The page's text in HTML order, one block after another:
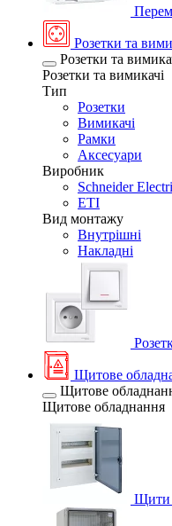
Розетки та
Розетки та
Розетки та вимикачі
Тип
Розетки
Вимикачі
Рамки
Аксесуари
Виробник
Schneider
ETI
Вид монтажу
Внутрішні
Накладні
Щитове
Щитове
Щитове обладнання
Щити